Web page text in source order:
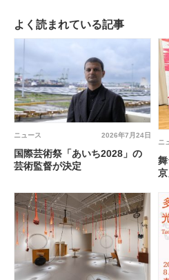
よく読まれている記事
2026年7月24日
ニュース
国際芸術祭「あいち2028」の
芸術監督が決定
ニ